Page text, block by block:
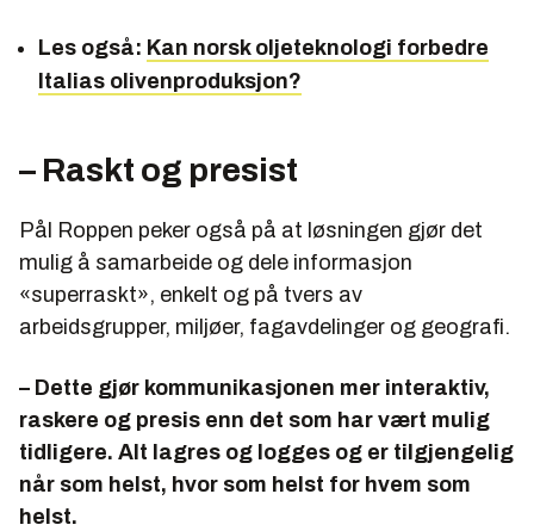
Les også: Kan norsk oljeteknologi forbedre
Italias olivenproduksjon?
– Raskt og presist
Pål Roppen peker også på at løsningen gjør det
mulig å samarbeide og dele informasjon
«superraskt», enkelt og på tvers av
arbeidsgrupper, miljøer, fagavdelinger og geografi.
– Dette gjør kommunikasjonen mer interaktiv,
raskere og presis enn det som har vært mulig
tidligere. Alt lagres og logges og er tilgjengelig
når som helst, hvor som helst for hvem som
helst.